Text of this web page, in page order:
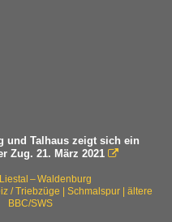
und Talhaus zeigt sich ein
Zug. 21. März 2021 
– Waldenburg
/ Triebzüge | Schmalspur | ältere
BBC/SWS